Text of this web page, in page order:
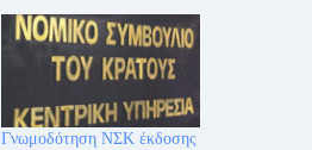
Γνωμοδότηση ΝΣΚ έκδοσης